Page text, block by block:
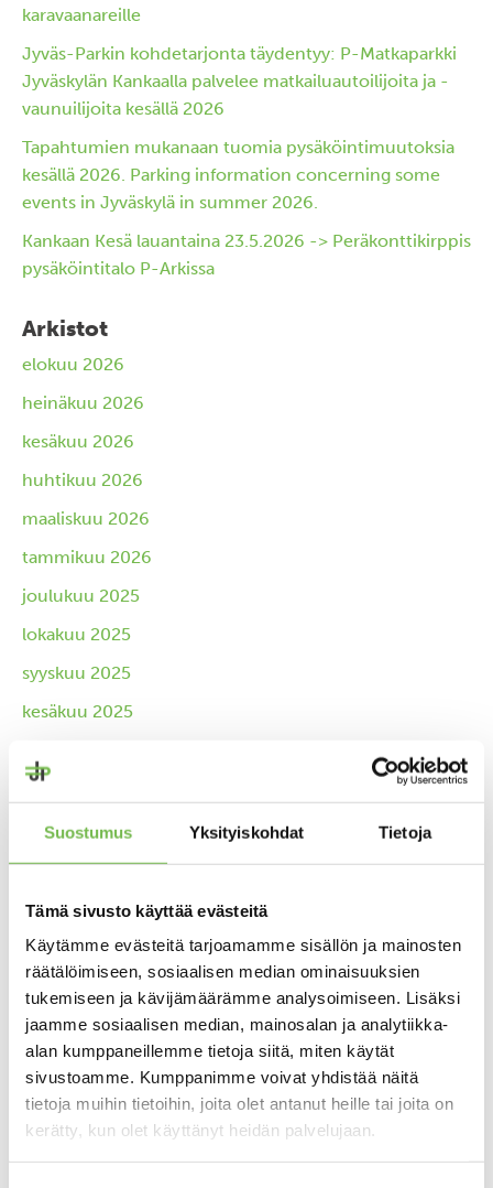
Suostumus Yksityiskohdat Tietoja
Tämä sivusto käyttää evästeitä
Käytämme evästeitä tarjoamamme sisällön ja mainosten
räätälöimiseen, sosiaalisen median ominaisuuksien
tukemiseen ja kävijämäärämme analysoimiseen. Lisäksi
jaamme sosiaalisen median, mainosalan ja analytiikka-
alan kumppaneillemme tietoja siitä, miten käytät
sivustoamme. Kumppanimme voivat yhdistää näitä
tietoja muihin tietoihin, joita olet antanut heille tai joita on
kerätty, kun olet käyttänyt heidän palvelujaan.
karavaanareille
Jyväs-Parkin kohdetarjonta täydentyy: P-Matkaparkki
Jyväskylän Kankaalla palvelee matkailuautoilijoita ja -
vaunuilijoita kesällä 2026
Tapahtumien mukanaan tuomia pysäköintimuutoksia
kesällä 2026. Parking information concerning some
events in Jyväskylä in summer 2026.
Kankaan Kesä lauantaina 23.5.2026 -> Peräkonttikirppis
pysäköintitalo P-Arkissa
Arkistot
elokuu 2026
heinäkuu 2026
kesäkuu 2026
huhtikuu 2026
maaliskuu 2026
tammikuu 2026
joulukuu 2025
lokakuu 2025
syyskuu 2025
kesäkuu 2025
maaliskuu 2025
joulukuu 2024
marraskuu 2024
elokuu 2024
toukokuu 2024
tammikuu 2024
elokuu 2023
kesäkuu 2023
joulukuu 2022
lokakuu 2022